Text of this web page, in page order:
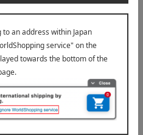
送料無料
P＆G（ピーアンドジー）
〈P＆G〉アリエールジェルボ
ールプレミアムバラエティセ
ット
税込 5,500